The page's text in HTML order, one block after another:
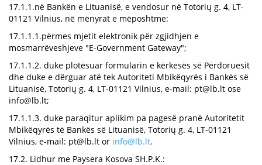
17.1.1.në Bankën e Lituanisë, e vendosur në Totorių g. 4, LT-
01121 Vilnius, në mënyrat e mëposhtme:
17.1.1.1.përmes mjetit elektronik për zgjidhjen e
mosmarrëveshjeve "E-Government Gateway";
17.1.1.2. duke plotësuar formularin e kërkesës së Përdoruesit
dhe duke e dërguar atë tek Autoriteti Mbikëqyrës i Bankës së
Lituanisë, Totorių g. 4, LT-01121 Vilnius, e-mail: pt@lb.lt ose
info@lb.lt;
17.1.1.3. duke paraqitur aplikim pa pagesë pranë Autoritetit
Mbikëqyrës të Bankës së Lituanisë, Totorių g. 4, LT-01121
Vilnius, e-mail: pt@lb.lt or info@lb.lt.
17.2. Lidhur me Paysera Kosova SH.P.K.: